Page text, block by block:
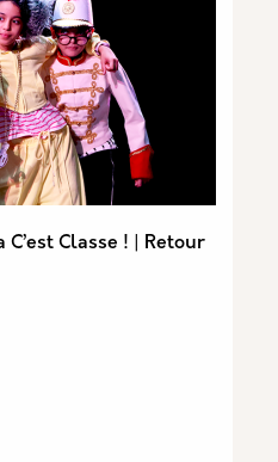
Classe ! | Retour